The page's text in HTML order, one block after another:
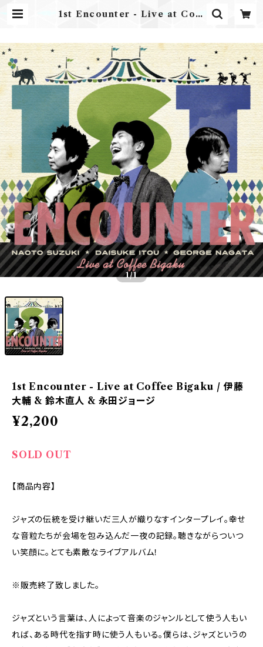
1st Encounter - Live at Coff
ONLINE STORE
1/1
1st Encounter - Live at Coffee Bigaku / 伊藤
大輔 & 鈴木直人 & 永田ジョージ
¥2,200
SOLD OUT
【商品内容】
ジャズの伝統を受け継いだ三人が織りなすインタープレイ。幸せ
な音粒たちが会場を包み込んだ一夜の記録。聴きながらついつ
い笑顔に。とても素敵なライブアルバム！
※販売終了致しました。
ジャズという言葉は、人によって音楽のジャンルとして使う人もい
れば、ある時代を指す時に使う人もいる。僕らは、ジャズというの